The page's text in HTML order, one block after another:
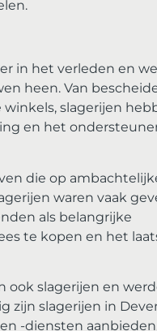
in het verleden en
heen. Van
slagerijen
en het
die op
waren vaak
als belangrijke
te kopen en het
ook slagerijen en
zijn slagerijen in
-diensten